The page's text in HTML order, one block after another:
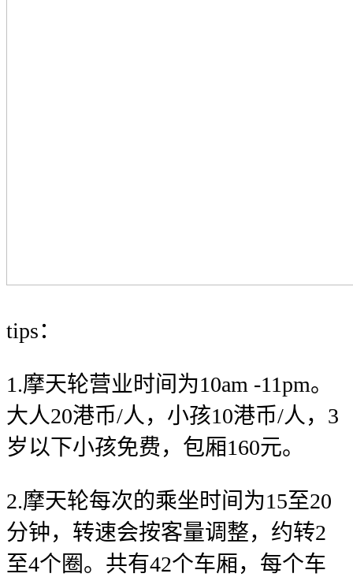
tips：
1.摩天轮营业时间为10am -11pm。
大人20港币/人，小孩10港币/人，3
岁以下小孩免费，包厢160元。
2.摩天轮每次的乘坐时间为15至20
分钟，转速会按客量调整，约转2
至4个圈。共有42个车厢，每个车